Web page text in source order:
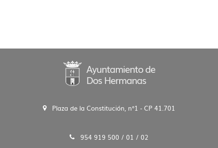
Plaza de la Constitución, n°1 - CP 41.701
954 919 500 / 01 / 02